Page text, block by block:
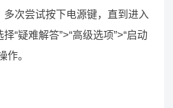
次尝试按下电源键，直到进入
“疑难解答”>“高级选项”>“启动
作。